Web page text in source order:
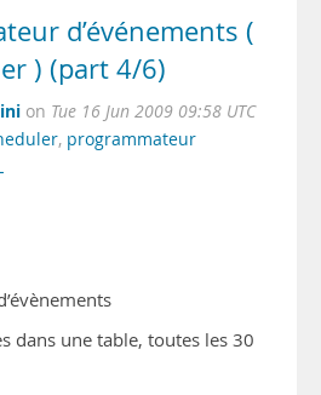
d’événements (
) (part 4/6)
on Tue 16 Jun 2009 09:58 UTC
, programmateur
dans une table, toutes les 30